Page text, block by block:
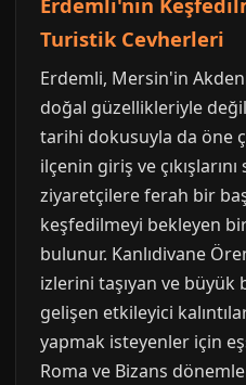
Turistik Cevherleri
Erdemli, Mersin'in
doğal güzellikleriyle
tarihi dokusuyla da öne
ilçenin giriş ve
ziyaretçilere ferah bir
keşfedilmeyi bekleyen
bulunur. Kanlıdivane
izlerini taşıyan ve
gelişen etkileyici
yapmak isteyenler için
Roma ve Bizans